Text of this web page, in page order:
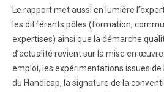
Le rapport met aussi en lumière
les différents pôles (formation,
expertises) ainsi que la démarche
d’actualité revient sur la mise en
emploi, les expérimentations issues
du Handicap, la signature de la